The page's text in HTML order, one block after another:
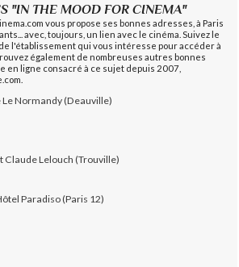
"IN THE MOOD FOR CINEMA"
vous propose ses bonnes adresses, à Paris
avec, toujours, un lien avec le cinéma. Suivez le
l'établissement qui vous intéresse pour accéder à
également de nombreuses autres bonnes
en ligne consacré à ce sujet depuis 2007,
Normandy (Deauville)
Claude Lelouch (Trouville)
Paradiso (Paris 12)